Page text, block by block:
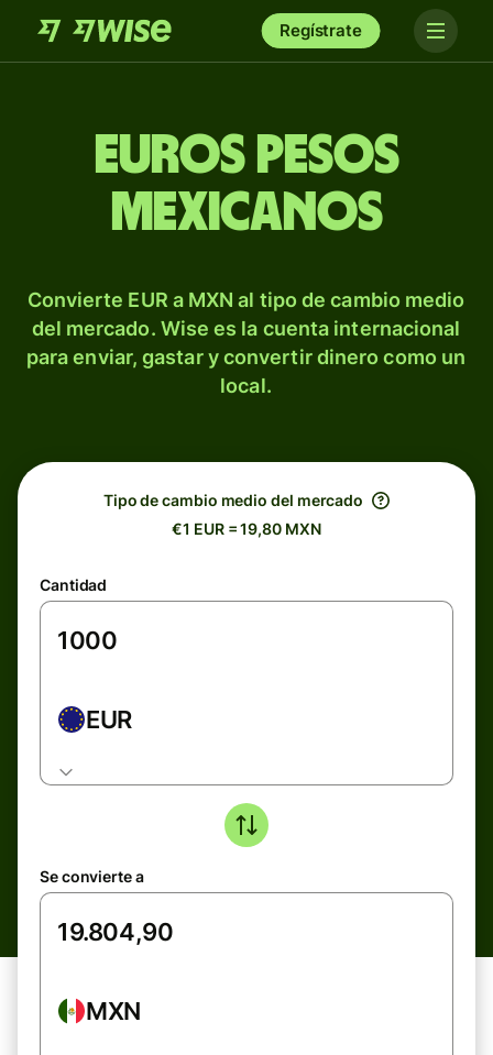
Regístrate
Euros pesos
mexicanos
Convierte EUR a MXN al tipo de cambio medio
del mercado. Wise es la cuenta internacional
para enviar, gastar y convertir dinero como un
local.
Tipo de cambio medio del mercado
€1 EUR = 19,80 MXN
Cantidad
EUR
Se convierte a
MXN